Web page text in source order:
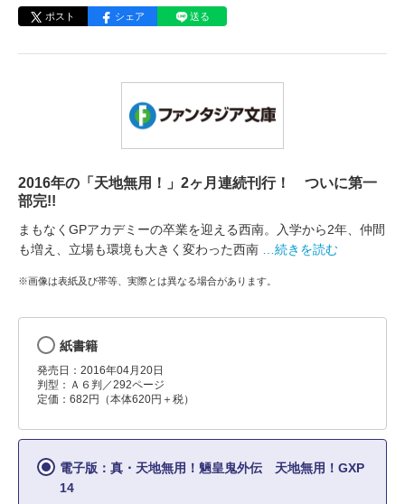
ポスト シェア 送る
2016年の「天地無用！」2ヶ月連続刊行！ ついに第一
部完!!
まもなくGPアカデミーの卒業を迎える西南。入学から2年、仲間
も増え、立場も環境も大きく変わった西南
…続きを読む
※画像は表紙及び帯等、実際とは異なる場合があります。
紙書籍
発売日：2016年04月20日
判型：Ａ６判／292ページ
定価：682円（本体620円＋税）
電子版：真・天地無用！魎皇鬼外伝 天地無用！GXP
14